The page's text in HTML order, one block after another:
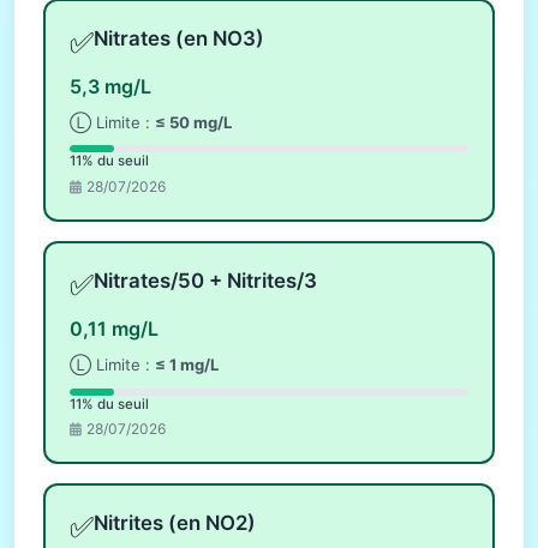
✅Nitrates (en NO3)
5,3 mg/L
Ⓛ Limite : ≤ 50 mg/L
11% du seuil
28/07/2026
✅Nitrates/50 + Nitrites/3
0,11 mg/L
Ⓛ Limite : ≤ 1 mg/L
11% du seuil
28/07/2026
✅Nitrites (en NO2)